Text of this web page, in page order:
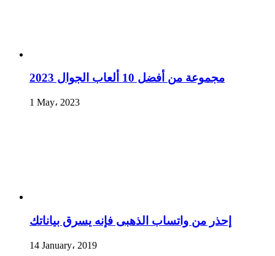
مجموعة من أفضل 10 ألعاب الجوال 2023
1 May، 2023
إحذر من واتساب الذهبى فإنه يسرق بياناتك
14 January، 2019